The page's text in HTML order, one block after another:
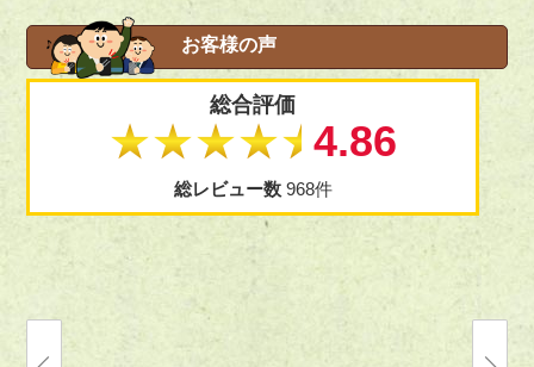
お客様の声
総合評価
★★★★★4.86
総レビュー数 968件